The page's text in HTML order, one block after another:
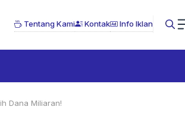
Tentang Kami Kontak Info Iklan
Dana Miliaran!